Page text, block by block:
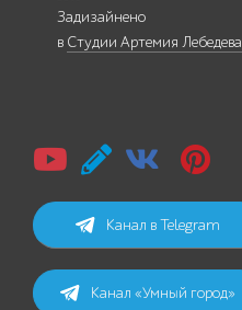
Задизайнено
в Студии Артемия Лебедева
Канал в Telegram
Канал «Умный город»